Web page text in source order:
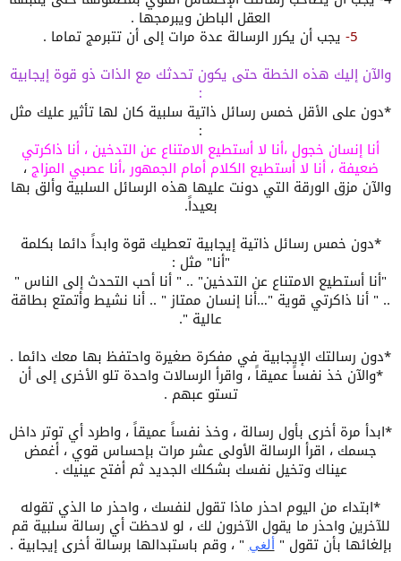
العقل الباطن ويبرمجها .
5- يجب أن يكرر الرسالة عدة مرات إلى أن تتبرمج تماما .
والآن إليك هذه الخطة حتى يكون تحدثك مع الذات ذو قوة إيجابية
:
*دون على الأقل خمس رسائل ذاتية سلبية كان لها تأثير عليك مثل
:
أنا إنسان خجول ،أنا لا أستطيع الامتناع عن التدخين ، أنا ذاكرتي
ضعيفة ، أنا لا أستطيع الكلام أمام الجمهور،أنا عصبي المزاج،
والآن مزق الورقة التي دونت عليها هذه الرسائل السلبية وألق بها
بعيداً.
*دون خمس رسائل ذاتية إيجابية تعطيك قوة وابداً دائما بكلمة
"أنا" مثل :
"أنا أستطيع الامتناع عن التدخين" .. " أنا أحب التحدث إلى الناس "
.. " أنا ذاكرتي قوية "…أنا إنسان ممتاز " .. أنا نشيط وأتمتع بطاقة
عالية ".
*دون رسالتك الإيجابية في مفكرة صغيرة واحتفظ بها معك دائما .
*والآن خذ نفساً عميقاً ، واقرأ الرسالات واحدة تلو الأخرى إلى أن
تستو عبهم .
*ابدأ مرة أخرى بأول رسالة ، وخذ نفساً عميقاً ، واطرد أي توتر داخل
جسمك ، اقرأ الرسالة الأولى عشر مرات بإحساس قوي ، أغمض
عيناك وتخيل نفسك بشكلك الجديد ثم أفتح عينيك .
*ابتداء من اليوم احذر ماذا تقول لنفسك ، واحذر ما الذي تقوله
للآخرين واحذر ما يقول الآخرون لك ، لو لاحظت أي رسالة سلبية قم
بإلغائها بأن تقول " ألغي" ، وقم باستبدالها برسالة أخرى إيجابية .